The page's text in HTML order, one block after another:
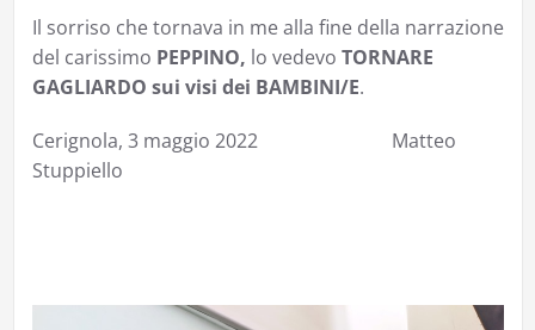
Il sorriso che tornava in me alla fine della narrazione
del carissimo PEPPINO, lo vedevo TORNARE
GAGLIARDO sui visi dei BAMBINI/E.
Cerignola, 3 maggio 2022 Matteo
Stuppiello